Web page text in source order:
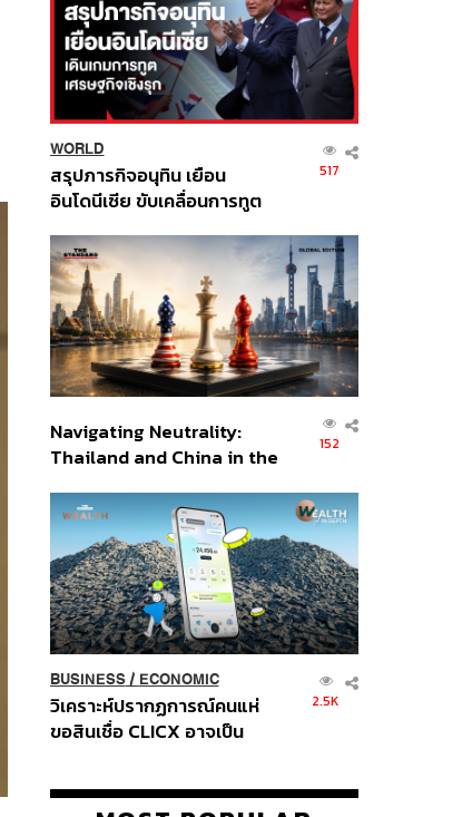
WORLD
สรุปภารกิจอนุทิน เยือน
อินโดนีเซีย ขับเคลื่อนการทูต
ส่วนยุทธศาสตร์ไทย –
อินโดนีเซีย
517
Navigating Neutrality:
Thailand and China in the
Order
152
BUSINESS/ ECONOMIC
วิเคราะห์ปรากฏการณ์คนแห่
ขอสินเชื่อ CLICX อาจเป็น
ปัญหาหนี้ครัวเรือนไทยที่ถูกซุก
2.5K